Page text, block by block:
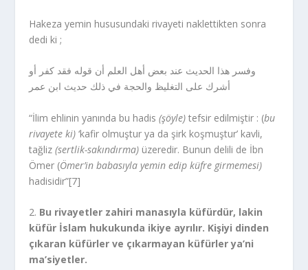
Hakeza yemin hususundaki rivayeti naklettikten sonra
dedi ki ;
وفسر هذا الحديث عند بعض أهل العلم أن قوله فقد كفر أو
أشرك على التغليظ والحجة في ذلك حديث ابن عمر
“İlim ehlinin yanında bu hadis(şöyle) tefsir edilmiştir : (bu
rivayete ki) ‘kafir olmuştur ya da şirk koşmuştur’ kavli,
tağliz(sertlik-sakındırma) üzeredir. Bunun delili de İbn
Ömer (Ömer’in babasıyla yemin edip küfre girmemesi)
hadisidir”[7]
2. Bu rivayetler zahiri manasıyla küfürdür, lakin
küfür İslam hukukunda ikiye ayrılır. Kişiyi dinden
çıkaran küfürler ve çıkarmayan küfürler ya’ni
ma’siyetler.